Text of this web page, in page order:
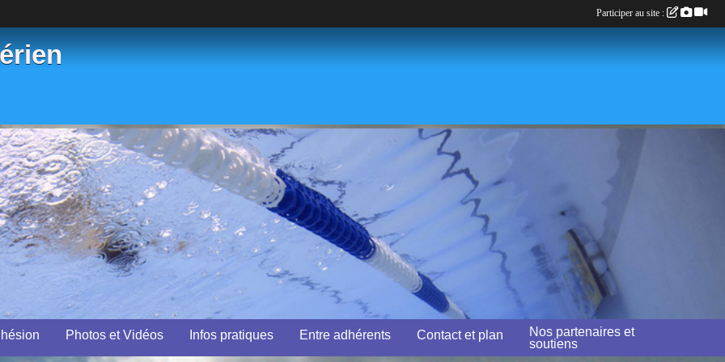
Photos et Vidéos Infos pratiques Entre adhérents Contact et plan
Nos partenaires et
soutiens
Participer au site :